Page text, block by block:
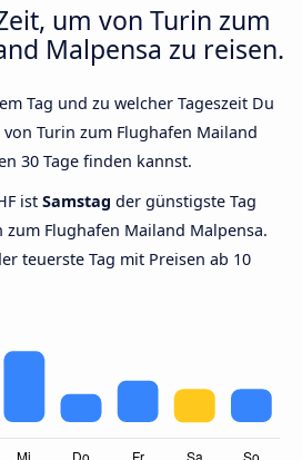
um von Turin zum
Malpensa zu reisen.
Tag und zu welcher Tageszeit Du
Turin zum Flughafen Mailand
30 Tage finden kannst.
ist Samstag der günstigste Tag
Flughafen Mailand Malpensa.
teuerste Tag mit Preisen ab 10